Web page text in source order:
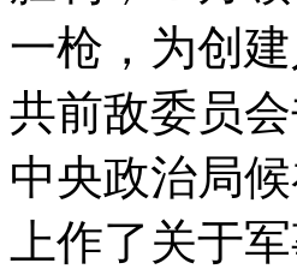
一枪，为创
共前敌委员
中央政治局
上作了关于